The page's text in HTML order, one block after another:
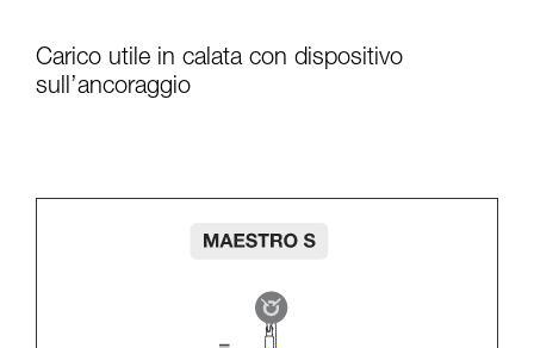
Carico utile in calata con dispositivo
sull’ancoraggio